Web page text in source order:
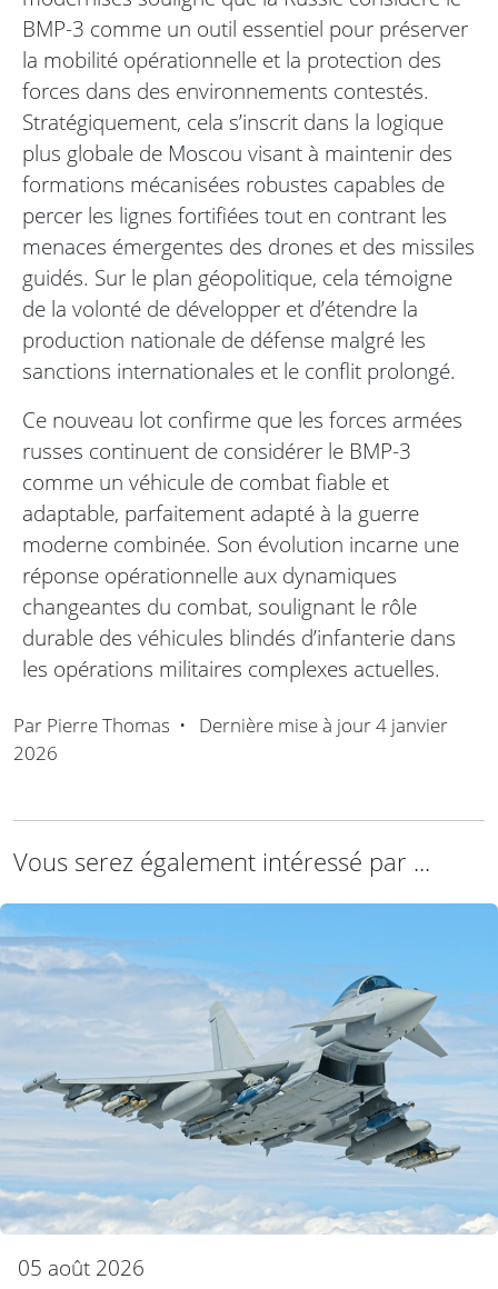
BMP-3 comme un outil essentiel pour préserver
la mobilité opérationnelle et la protection des
forces dans des environnements contestés.
Stratégiquement, cela s’inscrit dans la logique
plus globale de Moscou visant à maintenir des
formations mécanisées robustes capables de
percer les lignes fortifiées tout en contrant les
menaces émergentes des drones et des missiles
guidés. Sur le plan géopolitique, cela témoigne
de la volonté de développer et d’étendre la
production nationale de défense malgré les
sanctions internationales et le conflit prolongé.
Ce nouveau lot confirme que les forces armées
russes continuent de considérer le BMP-3
comme un véhicule de combat fiable et
adaptable, parfaitement adapté à la guerre
moderne combinée. Son évolution incarne une
réponse opérationnelle aux dynamiques
changeantes du combat, soulignant le rôle
durable des véhicules blindés d’infanterie dans
les opérations militaires complexes actuelles.
Par Pierre Thomas • Dernière mise à jour4 janvier
2026
Vous serez également intéressé par ...
05 août 2026